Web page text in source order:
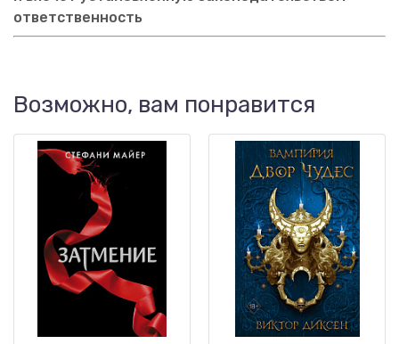
ответственность
Возможно, вам понравится